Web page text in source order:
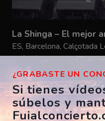
La Shinga – El mejor
ES, Barcelona, Calçotada
16/03/2013
FuiAlConcierto
¿GRABASTE UN
Si tienes
súbelos y